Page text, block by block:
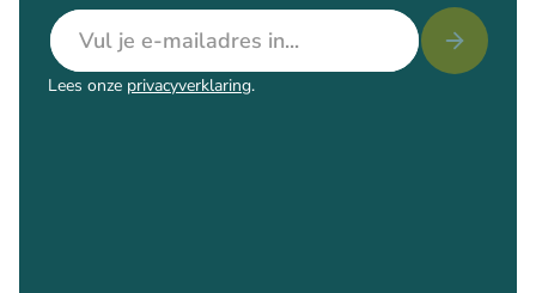
E-mailadres
Lees onze privacyverklaring.